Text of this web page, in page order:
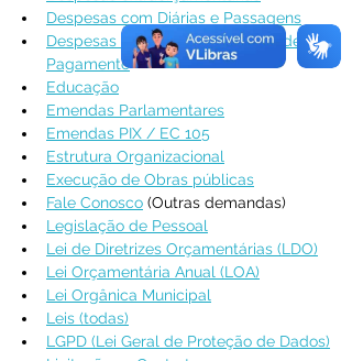
Despesas com Diárias e Passagens
Despesas com Pessoal / Folhas de
Pagamento
Educação
Emendas Parlamentares
Emendas PIX / EC 105
Estrutura Organizacional
Execução de Obras públicas
Fale Conosco (Outras demandas)
Legislação de Pessoal
Lei de Diretrizes Orçamentárias (LDO)
Lei Orçamentária Anual (LOA)
Lei Orgânica Municipal
Leis (todas)
LGPD (Lei Geral de Proteção de Dados)